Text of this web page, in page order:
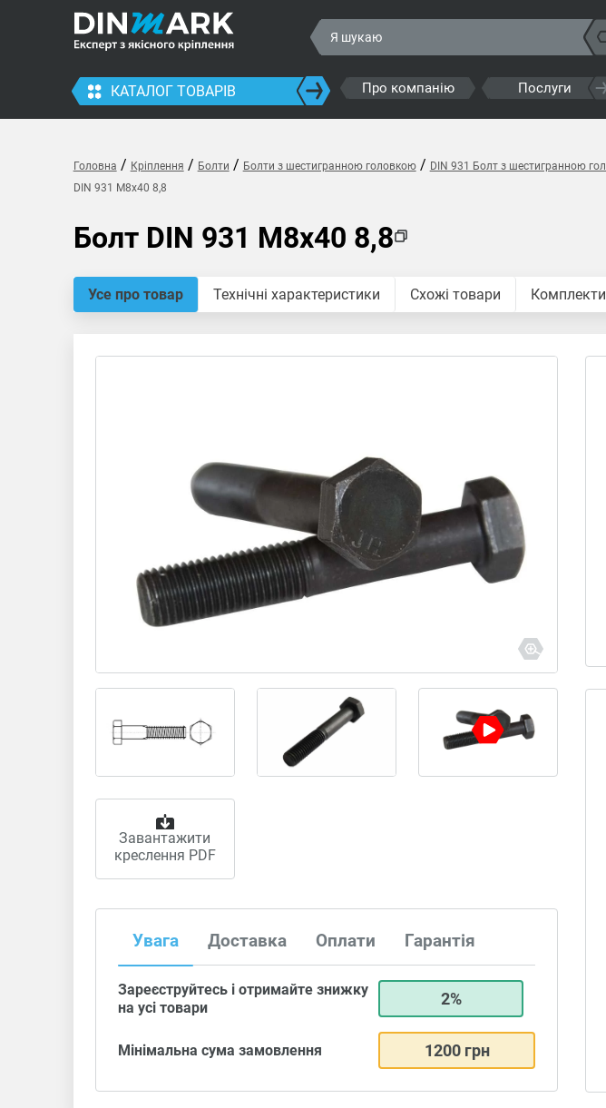
КАТАЛОГ ТОВАРІВ Про компанію Послуги
Головна / Кріплення / Болти / Болти з шестигранною головкою/ DIN 931 Болт з шестигранною
DIN 931 M8x40 8,8
Болт DIN 931 M8x40 8,8
Усе про товар Технічні характеристики Схожі товари Комплекти
Завантажити
креслення PDF
Увага Доставка Оплати Гарантія
Зареєструйтесь і отримайте знижку
на усі товари
2%
Мінімальна сума замовлення 1200 грн